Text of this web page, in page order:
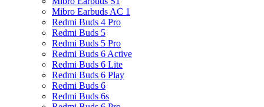
Mibro Earbuds AC 1
Redmi Buds 4 Pro
Redmi Buds 5
Redmi Buds 5 Pro
Redmi Buds 6 Active
Redmi Buds 6 Lite
Redmi Buds 6 Play
Redmi Buds 6
Redmi Buds 6s